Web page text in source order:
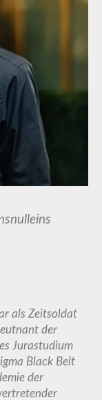
als Zeitsoldat
der
Jurastudium
Black Belt
der